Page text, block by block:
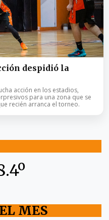
despidió la
acción en los estadios,
para una zona que se
recién arranca el torneo.
MES